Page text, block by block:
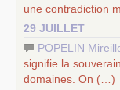
une contradiction
29 JUILLET
POPELIN
signifie la
domaines. On (…)